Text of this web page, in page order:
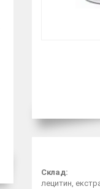
Склад:
лецитин,